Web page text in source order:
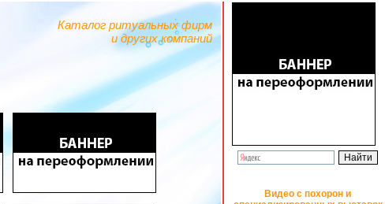
Каталог ритуальных фирм
и других компаний
Видео с похорон и